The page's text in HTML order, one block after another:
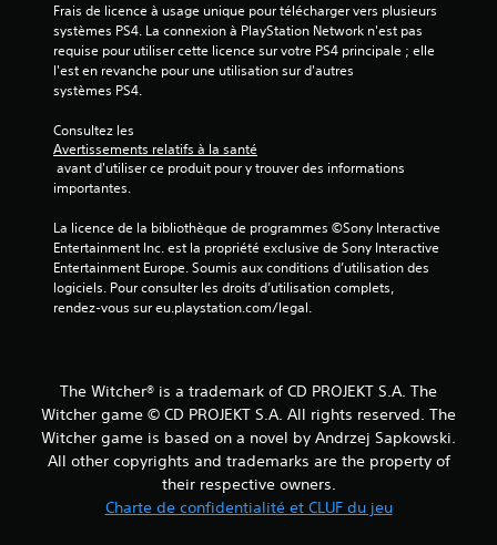
e
s
r
5
(
6
4
9
Frais de licence à usage unique pour télécharger vers plusieurs
systèmes PS4. La connexion à PlayStation Network n'est pas
requise pour utiliser cette licence sur votre PS4 principale ; elle
l'est en revanche pour une utilisation sur d'autres
systèmes PS4.
Consultez les
Avertissements relatifs à la santé
importantes.
La licence de la bibliothèque de programmes ©Sony Interactive
Entertainment Inc. est la propriété exclusive de Sony Interactive
Entertainment Europe. Soumis aux conditions d’utilisation des
logiciels. Pour consulter les droits d’utilisation complets,
rendez-vous sur eu.playstation.com/legal.
The Witcher® is a trademark of CD PROJEKT S.A. The
Witcher game © CD PROJEKT S.A. All rights reserved. The
Witcher game is based on a novel by Andrzej Sapkowski.
All other copyrights and trademarks are the property of
their respective owners.
Charte de confidentialité et CLUF du jeu